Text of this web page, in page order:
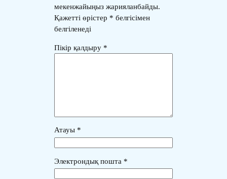
мекенжайыңыз жарияланбайды.
Қажетті өрістер * белгісімен
белгіленеді
Пікір қалдыру *
Атауы *
Электрондық пошта *